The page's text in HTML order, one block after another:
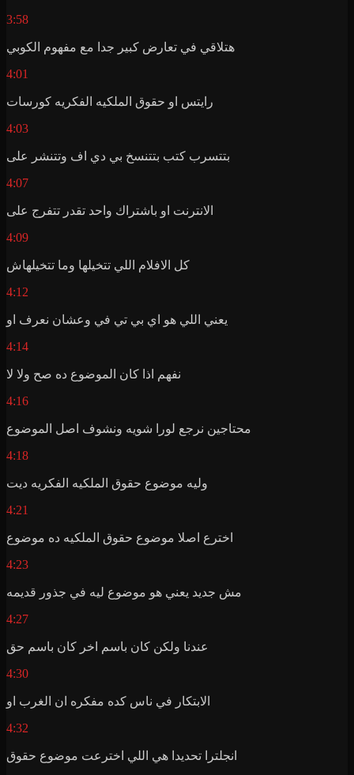
3:58
هتلاقي في تعارض كبير جدا مع مفهوم الكوبي
4:01
رايتس او حقوق الملكيه الفكريه كورسات
4:03
بتتسرب كتب بتتنسخ بي دي اف وتتنشر على
4:07
الانترنت او باشتراك واحد تقدر تتفرج على
4:09
كل الافلام اللي تتخيلها وما تتخيلهاش
4:12
يعني اللي هو اي بي تي في وعشان نعرف او
4:14
نفهم اذا كان الموضوع ده صح ولا لا
4:16
محتاجين نرجع لورا شويه ونشوف اصل الموضوع
4:18
وليه موضوع حقوق الملكيه الفكريه ديت
4:21
اخترع اصلا موضوع حقوق الملكيه ده موضوع
4:23
مش جديد يعني هو موضوع ليه في جذور قديمه
4:27
عندنا ولكن كان باسم اخر كان باسم حق
4:30
الابتكار في ناس كده مفكره ان الغرب او
4:32
انجلترا تحديدا هي اللي اخترعت موضوع حقوق